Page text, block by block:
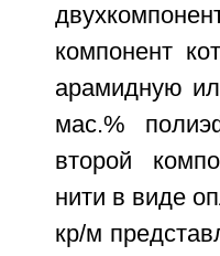
компонент
арамидную
мас.%
второй
нити в виде
кр/м